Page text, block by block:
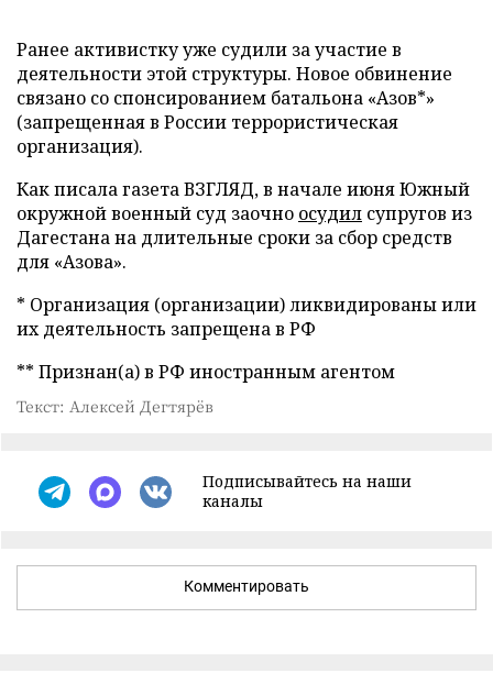
Ранее активистку уже судили за участие в
деятельности этой структуры. Новое обвинение
связано со спонсированием батальона «Азов*»
(запрещенная в России террористическая
организация).
Как писала газета ВЗГЛЯД, в начале июня Южный
окружной военный суд заочно осудил супругов из
Дагестана на длительные сроки за сбор средств
для «Азова».
* Организация (организации) ликвидированы или
их деятельность запрещена в РФ
** Признан(а) в РФ иностранным агентом
Текст: Алексей Дегтярёв
Подписывайтесь на наши
каналы
Комментировать